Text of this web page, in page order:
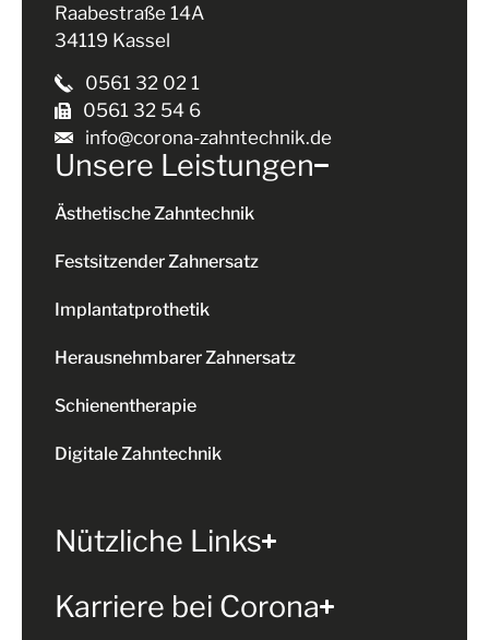
Raabestraße 14A
34119 Kassel
0561 32 02 1
0561 32 54 6
info@corona-zahntechnik.de
Unsere Leistungen
Ästhetische Zahntechnik
Festsitzender Zahnersatz
Implantatprothetik
Herausnehmbarer Zahnersatz
Schienentherapie
Digitale Zahntechnik
Nützliche Links
Karriere bei Corona